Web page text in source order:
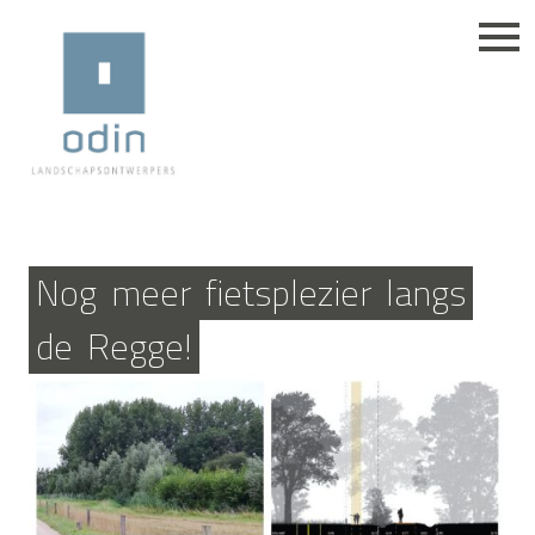
Nog meer fietsplezier langs
de Regge!